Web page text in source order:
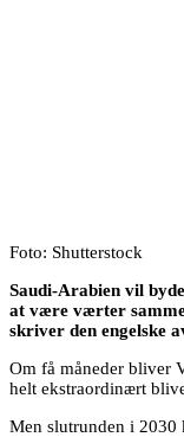
Foto: Shutterstock
Saudi-Arabien vil
at være værter
skriver den engelske
Om få måneder bliver
helt ekstraordinært
Men slutrunden i 2030